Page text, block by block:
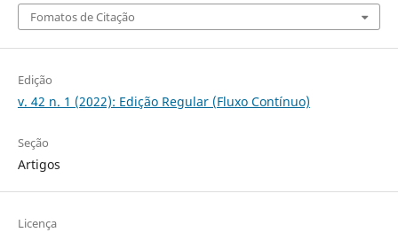
Fomatos de Citação
Edição
v. 42 n. 1 (2022): Edição Regular (Fluxo Contínuo)
Seção
Artigos
Licença